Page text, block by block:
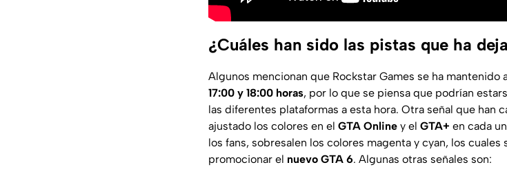
¿Cuáles han sido las pistas que ha
Algunos mencionan que Rockstar Games se ha mantenido
17:00 y 18:00 horas, por lo que se piensa que podrían
las diferentes plataformas a esta hora. Otra señal que han
ajustado los colores en el GTA Online y el GTA+ en cada
los fans, sobresalen los colores magenta y cyan, los
promocionar el nuevo GTA 6. Algunas otras señales son: